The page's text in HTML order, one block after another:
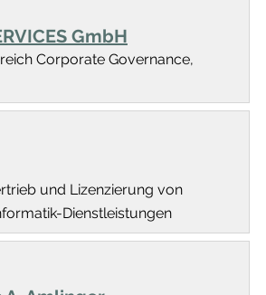
GmbH
Corporate Governance,
und Lizenzierung von
Dienstleistungen